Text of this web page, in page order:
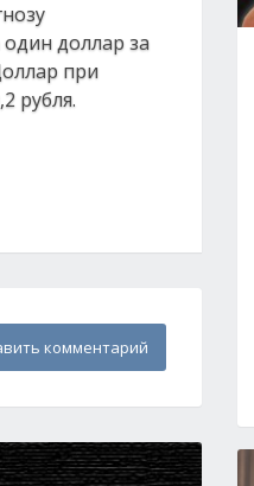
доллар за
при
рубля.
комментарий